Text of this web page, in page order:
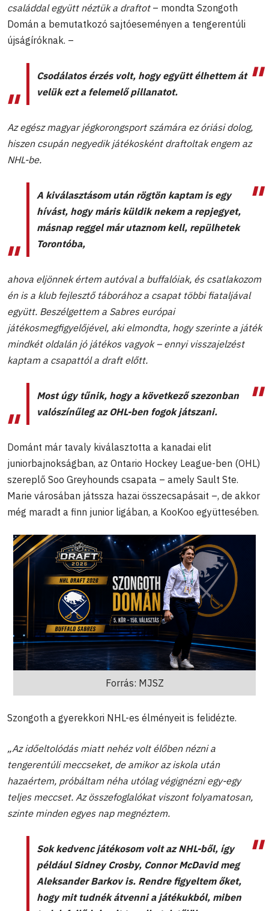
családdal együtt néztük a draftot – mondta Szongoth
Domán a bemutatkozó sajtóeseményen a tengerentúli
újságíróknak. –
Csodálatos érzés volt, hogy együtt élhettem át
velük ezt a felemelő pillanatot.
Az egész magyar jégkorongsport számára ez óriási dolog,
hiszen csupán negyedik játékosként draftoltak engem az
NHL-be.
A kiválasztásom után rögtön kaptam is egy
hívást, hogy máris küldik nekem a repjegyet,
másnap reggel már utaznom kell, repülhetek
Torontóba,
ahova eljönnek értem autóval a buffalóiak, és csatlakozom
én is a klub fejlesztő táborához a csapat többi fiataljával
együtt. Beszélgettem a Sabres európai
játékosmegfigyelőjével, aki elmondta, hogy szerinte a játék
mindkét oldalán jó játékos vagyok – ennyi visszajelzést
kaptam a csapattól a draft előtt.
Most úgy tűnik, hogy a következő szezonban
valószínűleg az OHL-ben fogok játszani.
Dománt már tavaly kiválasztotta a kanadai elit
juniorbajnokságban, az Ontario Hockey League-ben (OHL)
szereplő Soo Greyhounds csapata – amely Sault Ste.
Marie városában játssza hazai összecsapásait –, de akkor
még maradt a finn junior ligában, a KooKoo együttesében.
Forrás: MJSZ
Szongoth a gyerekkori NHL-es élményeit is felidézte.
„Az időeltolódás miatt nehéz volt élőben nézni a
tengerentúli meccseket, de amikor az iskola után
hazaértem, próbáltam néha utólag végignézni egy-egy
teljes meccset. Az összefoglalókat viszont folyamatosan,
szinte minden egyes nap megnéztem.
Sok kedvenc játékosom volt az NHL-ből, így
például Sidney Crosby, Connor McDavid meg
Aleksander Barkov is. Rendre figyeltem őket,
hogy mit tudnék átvenni a játékukból, miben